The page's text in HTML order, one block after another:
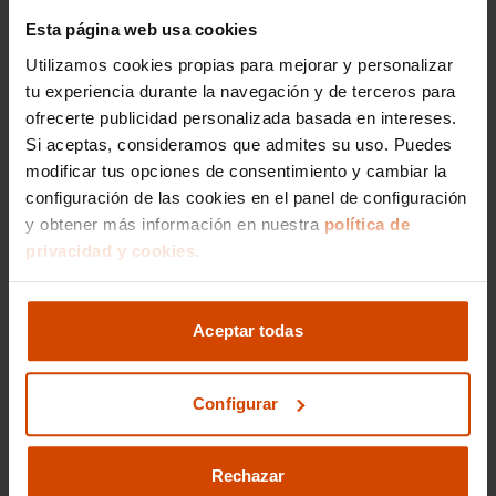
Esta página web usa cookies
Utilizamos cookies propias para mejorar y personalizar
tu experiencia durante la navegación y de terceros para
ofrecerte publicidad personalizada basada en intereses.
Si aceptas, consideramos que admites su uso. Puedes
modificar tus opciones de consentimiento y cambiar la
configuración de las cookies en el panel de configuración
y obtener más información en nuestra política de
privacidad y cookies.
Aceptar todas
Configurar
Rechazar
con total tranquilidad. Además, todos nuestros
coches de segunda mano pasan por un riguroso
proceso de inspección, asegurando que cada
vehículo esté en excelentes condiciones antes de
llegar a tus manos.
Modelos más buscados
de Kia
En León puedes encontrar una amplia gama de
coches Kia de ocasión, perfectos para quienes
buscan eficiencia, fiabilidad y un diseño
encuentra el Kia que mejor se adapte a tu estilo
Kia Picanto en León, un urbano compacto,
ágil y con bajo consumo, ideal para moverte